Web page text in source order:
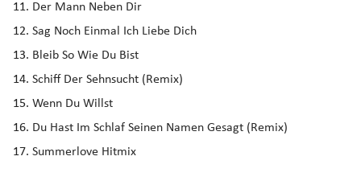
Der Mann Neben Dir
Sag Noch Einmal Ich Liebe Dich
Bleib So Wie Du Bist
Schiff Der Sehnsucht (Remix)
Wenn Du Willst
Du Hast Im Schlaf Seinen Namen Gesagt (Remix)
Summerlove Hitmix